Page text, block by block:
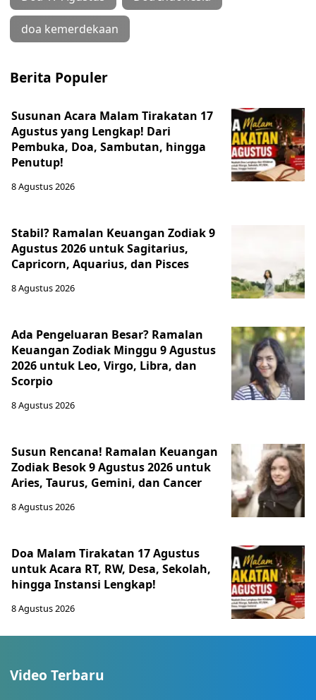
doa kemerdekaan
Berita Populer
Susunan Acara Malam Tirakatan 17
Agustus yang Lengkap! Dari
Pembuka, Doa, Sambutan, hingga
Penutup!
8 Agustus 2026
Stabil? Ramalan Keuangan Zodiak 9
Agustus 2026 untuk Sagitarius,
Capricorn, Aquarius, dan Pisces
8 Agustus 2026
Ada Pengeluaran Besar? Ramalan
Keuangan Zodiak Minggu 9 Agustus
2026 untuk Leo, Virgo, Libra, dan
Scorpio
8 Agustus 2026
Susun Rencana! Ramalan Keuangan
Zodiak Besok 9 Agustus 2026 untuk
Aries, Taurus, Gemini, dan Cancer
8 Agustus 2026
Doa Malam Tirakatan 17 Agustus
untuk Acara RT, RW, Desa, Sekolah,
hingga Instansi Lengkap!
8 Agustus 2026
Video Terbaru